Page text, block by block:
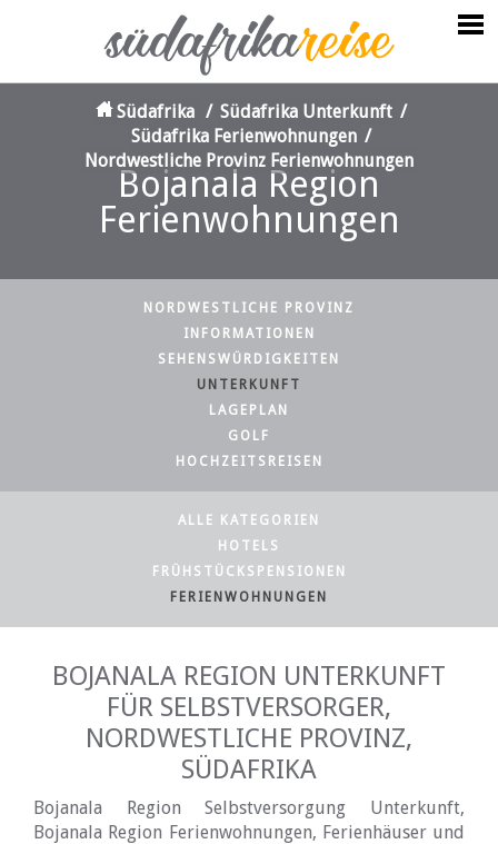
Bojanala Region
Ferienwohnungen
Südafrika / Südafrika Unterkunft /
Südafrika Ferienwohnungen /
Nordwestliche Provinz Ferienwohnungen
NORDWESTLICHE PROVINZ
INFORMATIONEN
SEHENSWÜRDIGKEITEN
UNTERKUNFT
LAGEPLAN
GOLF
HOCHZEITSREISEN
ALLE KATEGORIEN
HOTELS
FRÜHSTÜCKSPENSIONEN
FERIENWOHNUNGEN
BOJANALA REGION UNTERKUNFT
FÜR SELBSTVERSORGER,
NORDWESTLICHE PROVINZ,
SÜDAFRIKA
Bojanala Region Selbstversorgung Unterkunft,
Bojanala Region Ferienwohnungen, Ferienhäuser und